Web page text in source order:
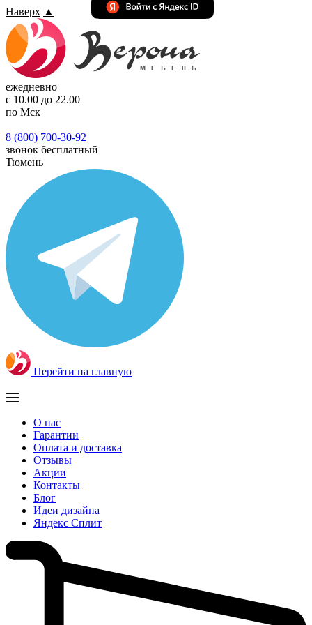
Наверх ▲
ежедневно
с 10.00 до 22.00
по Мск
8 (800) 700-30-92
звонок бесплатный
Тюмень
Перейти на главную
О нас
Гарантии
Оплата и доставка
Отзывы
Акции
Контакты
Блог
Идеи дизайна
Яндекс Сплит